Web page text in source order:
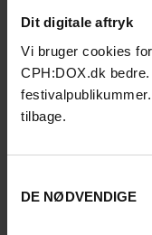
Dit digitale aftryk
Vi bruger cookies
CPH:DOX.dk
tilbage.
DE NØDVENDIGE